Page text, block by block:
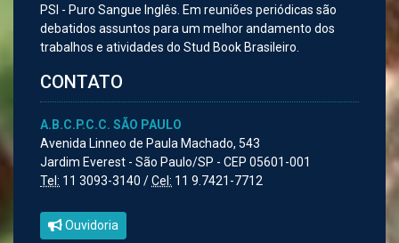
PSI - Puro Sangue Inglês. Em reuniões periódicas são
debatidos assuntos para um melhor andamento dos
trabalhos e atividades do Stud Book Brasileiro.
CONTATO
A.B.C.P.C.C. SÃO PAULO
Avenida Linneo de Paula Machado, 543
Jardim Everest - São Paulo/SP - CEP 05601-001
Tel: 11 3093-3140 /Cel: 11 9.7421-7712
Ouvidoria